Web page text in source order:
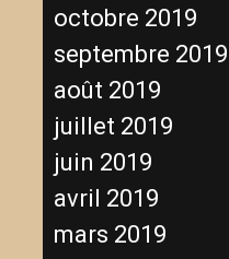
octobre 2019
septembre 2019
août 2019
juillet 2019
juin 2019
avril 2019
mars 2019